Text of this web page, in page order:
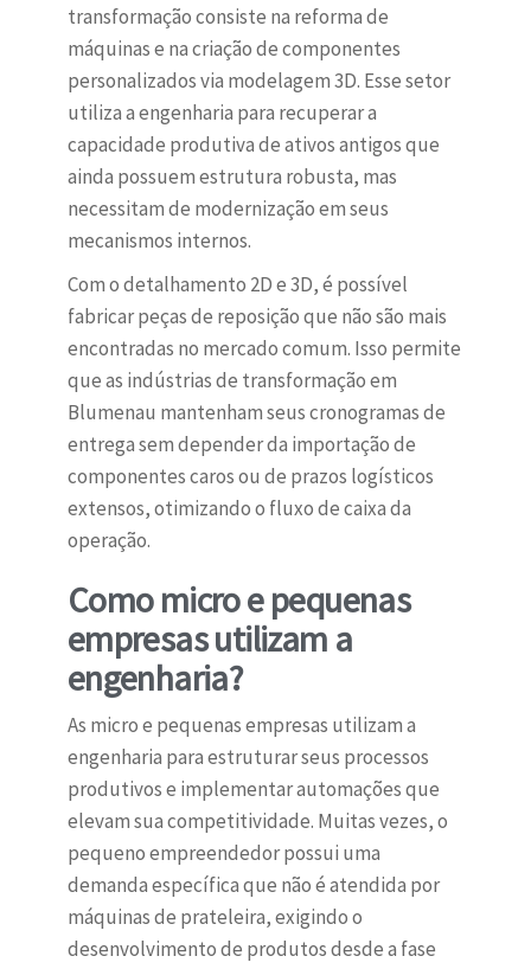
transformação consiste na reforma de
máquinas e na criação de componentes
personalizados via modelagem 3D. Esse setor
utiliza a engenharia para recuperar a
capacidade produtiva de ativos antigos que
ainda possuem estrutura robusta, mas
necessitam de modernização em seus
mecanismos internos.
Com o detalhamento 2D e 3D, é possível
fabricar peças de reposição que não são mais
encontradas no mercado comum. Isso permite
que as indústrias de transformação em
Blumenau mantenham seus cronogramas de
entrega sem depender da importação de
componentes caros ou de prazos logísticos
extensos, otimizando o fluxo de caixa da
operação.
Como micro e pequenas
empresas utilizam a
engenharia?
As micro e pequenas empresas utilizam a
engenharia para estruturar seus processos
produtivos e implementar automações que
elevam sua competitividade. Muitas vezes, o
pequeno empreendedor possui uma
demanda específica que não é atendida por
máquinas de prateleira, exigindo o
desenvolvimento de produtos desde a fase